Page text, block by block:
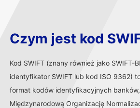
Czym jest kod
Kod SWIFT (znany również jako SWIFT-
identyfikator SWIFT lub kod ISO 9362)
format kodów identyfikacyjnych
Międzynarodową Organizację